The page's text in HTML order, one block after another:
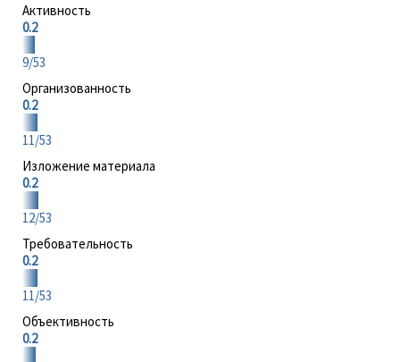
Активность
0.2
9/53
Организованность
0.2
11/53
Изложение материала
0.2
12/53
Требовательность
0.2
11/53
Объективность
0.2